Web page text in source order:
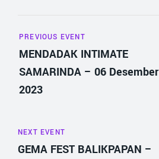
PREVIOUS EVENT
MENDADAK INTIMATE
SAMARINDA – 06 Desember
2023
NEXT EVENT
GEMA FEST BALIKPAPAN –